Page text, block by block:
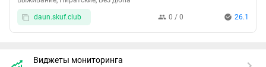
0 / 0 26.1
daun.skuf.club
Виджеты мониторинга